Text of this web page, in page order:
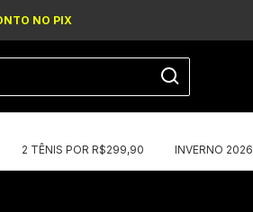
NO PIX
2 TÊNIS POR R$299,90 INVERNO 2026